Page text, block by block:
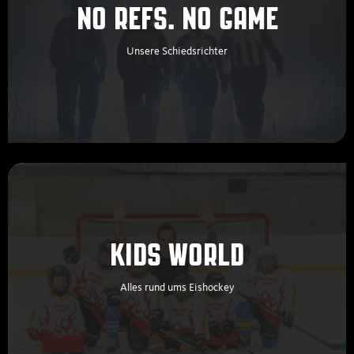
NO REFS. NO GAME
Unsere Schiedsrichter
KIDS WORLD
Alles rund ums Eishockey